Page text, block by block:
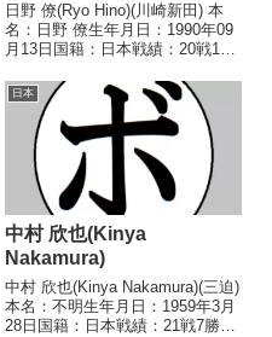
日野 僚(Ryo Hino)(川崎新田) 本
名：日野 僚生年月日：1990年09
月13日国籍：日本戦績：20戦14
なし 【戦歴】2013/10/21 ○4R
判定 3-0(38-37、38-37、38-3...
日本
中村 欣也(Kinya
Nakamura)
中村 欣也(Kinya Nakamura)(三迫)
本名：不明生年月日：1959年3月
28日国籍：日本戦績：21戦7勝12